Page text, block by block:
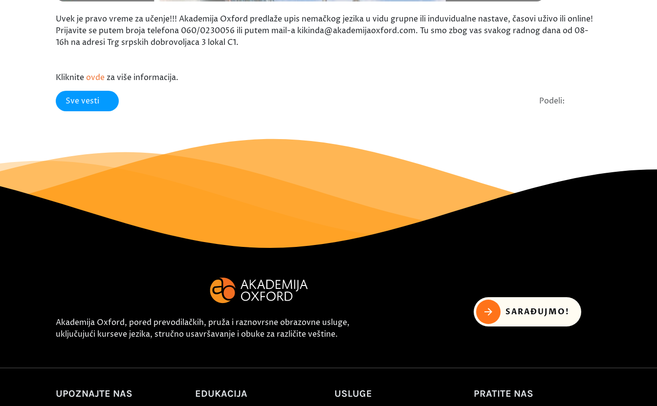
Uvek je pravo vreme za učenje!!! Akademija Oxford predlaže upis nemačkog jezika u vidu grupne ili induvidualne nastave, časovi uživo ili online!
Prijavite se putem broja telefona 060/0230056 ili putem mail-a kikinda@akademijaoxford.com. Tu smo zbog vas svakog radnog dana od 08-
16h na adresi Trg srpskih dobrovoljaca 3 lokal C1.
Kliknite ovde za više informacija.
Sve vesti Podeli:
Akademija Oxford, pored prevodilačkih, pruža i raznovrsne obrazovne usluge,
uključujući kurseve jezika, stručno usavršavanje i obuke za različite veštine.
SARAĐUJMO!
UPOZNAJTE NAS EDUKACIJA USLUGE PRATITE NAS